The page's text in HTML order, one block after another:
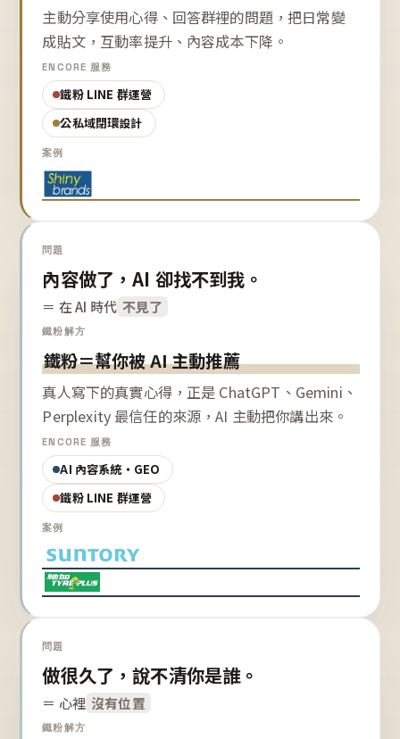
主動分享使用心得、回答群裡的問題，把日常變
成貼文，互動率提升、內容成本下降。
ENCORE 服務
鐵粉 LINE 群運營
公私域閉環設計
案例
問題
內容做了，AI 卻找不到我。
＝ 在 AI 時代 不見了
鐵粉解方
鐵粉＝幫你被 AI 主動推薦
真人寫下的真實心得，正是 ChatGPT、Gemini、
Perplexity 最信任的來源，AI 主動把你講出來。
ENCORE 服務
AI 內容系統・GEO
鐵粉 LINE 群運營
案例
問題
做很久了，說不清你是誰。
＝ 心裡 沒有位置
鐵粉解方